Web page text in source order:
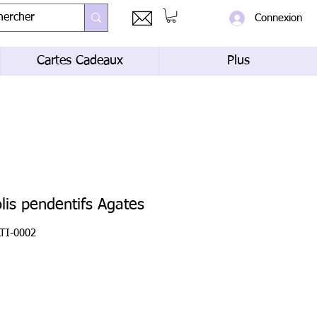
Connexion
Cartes Cadeaux Plus
pendentifs Agates
0002